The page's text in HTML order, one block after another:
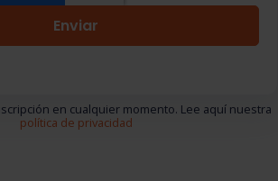
en cualquier momento. Lee aquí nuestra
política de privacidad